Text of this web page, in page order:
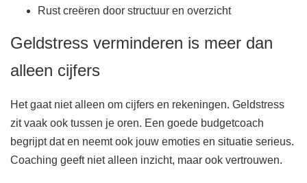
Rust creëren door structuur en overzicht
Geldstress verminderen is meer dan
alleen cijfers
Het gaat niet alleen om cijfers en rekeningen. Geldstress
zit vaak ook tussen je oren. Een goede budgetcoach
begrijpt dat en neemt ook jouw emoties en situatie serieus.
Coaching geeft niet alleen inzicht, maar ook vertrouwen.